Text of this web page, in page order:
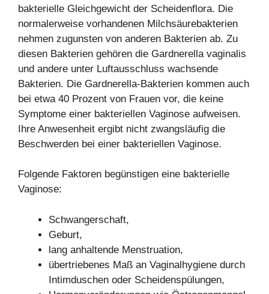
bakterielle Gleichgewicht der Scheidenflora. Die
normalerweise vorhandenen Milchsäurebakterien
nehmen zugunsten von anderen Bakterien ab. Zu
diesen Bakterien gehören die Gardnerella vaginalis
und andere unter Luftausschluss wachsende
Bakterien. Die Gardnerella-Bakterien kommen auch
bei etwa 40 Prozent von Frauen vor, die keine
Symptome einer bakteriellen Vaginose aufweisen.
Ihre Anwesenheit ergibt nicht zwangsläufig die
Beschwerden bei einer bakteriellen Vaginose.
Folgende Faktoren begünstigen eine bakterielle
Vaginose:
Schwangerschaft,
Geburt,
lang anhaltende Menstruation,
übertriebenes Maß an Vaginalhygiene durch
Intimduschen oder Scheidenspülungen,